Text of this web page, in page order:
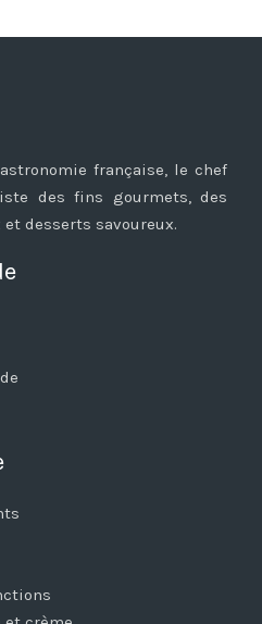
française, le chef
des fins gourmets, des
desserts savoureux.